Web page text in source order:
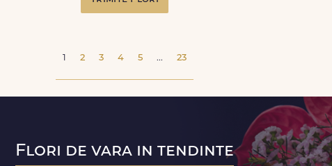
1 2 3 4 5 ... 23
Flori de vara in tendinte